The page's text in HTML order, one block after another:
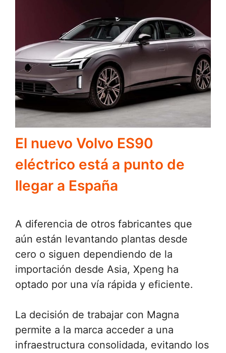
El nuevo Volvo ES90
eléctrico está a punto de
llegar a España
A diferencia de otros fabricantes que
aún están levantando plantas desde
cero o siguen dependiendo de la
importación desde Asia, Xpeng ha
optado por una vía rápida y eficiente.
La decisión de trabajar con Magna
permite a la marca acceder a una
infraestructura consolidada, evitando los